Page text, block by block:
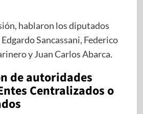
hablaron los diputados
Sancassani, Federico
y Juan Carlos Abarca.
de autoridades
Centralizados o